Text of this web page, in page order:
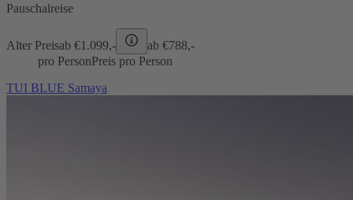
Pauschalreise
Alter Preisab €1.099,- ab €788,-
pro PersonPreis pro Person
TUI BLUE Samaya